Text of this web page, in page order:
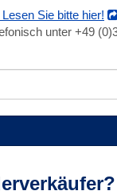
Sie bitte hier!
unter +49